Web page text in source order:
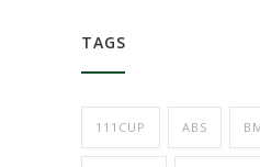
TAGS
111CUP ABS